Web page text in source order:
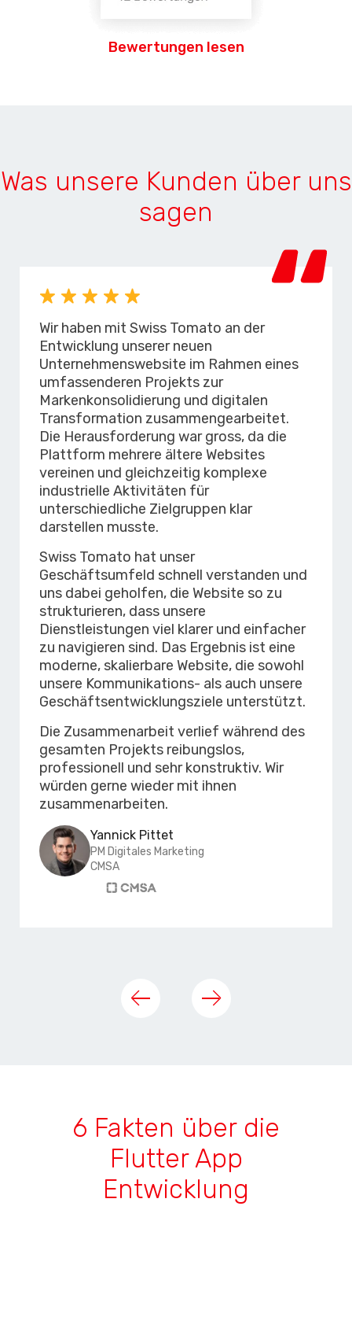
Bewertungen lesen
Was unsere Kunden über uns
sagen
Wir haben mit Swiss Tomato an der
Entwicklung unserer neuen
Unternehmenswebsite im Rahmen eines
umfassenderen Projekts zur
Markenkonsolidierung und digitalen
Transformation zusammengearbeitet.
Die Herausforderung war gross, da die
Plattform mehrere ältere Websites
vereinen und gleichzeitig komplexe
industrielle Aktivitäten für
unterschiedliche Zielgruppen klar
darstellen musste.
Swiss Tomato hat unser
Geschäftsumfeld schnell verstanden und
uns dabei geholfen, die Website so zu
strukturieren, dass unsere
Dienstleistungen viel klarer und einfacher
zu navigieren sind. Das Ergebnis ist eine
moderne, skalierbare Website, die sowohl
unsere Kommunikations- als auch unsere
Geschäftsentwicklungsziele unterstützt.
Die Zusammenarbeit verlief während des
gesamten Projekts reibungslos,
professionell und sehr konstruktiv. Wir
würden gerne wieder mit ihnen
zusammenarbeiten.
Yannick Pittet
PM Digitales Marketing
CMSA
6 Fakten über die
Flutter App
Entwicklung